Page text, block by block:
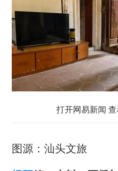
打开网易新闻
图源：汕头文旅